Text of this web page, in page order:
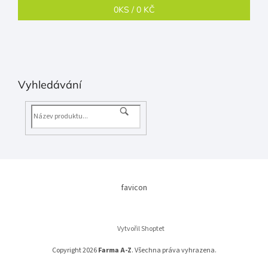
0KS /0 KČ
Vyhledávání
favicon
Vytvořil Shoptet
Copyright 2026Farma A-Z. Všechna práva vyhrazena.